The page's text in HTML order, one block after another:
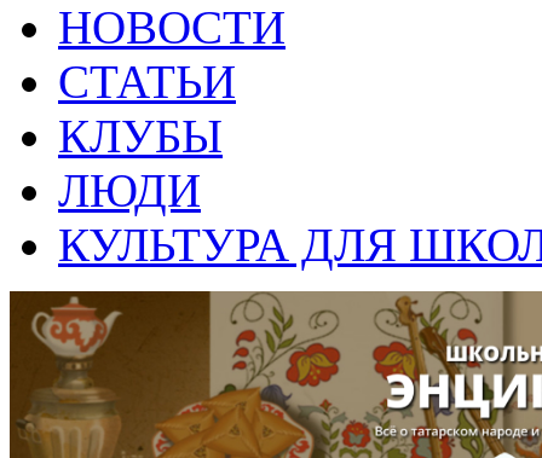
НОВОСТИ
СТАТЬИ
КЛУБЫ
ЛЮДИ
КУЛЬТУРА ДЛЯ